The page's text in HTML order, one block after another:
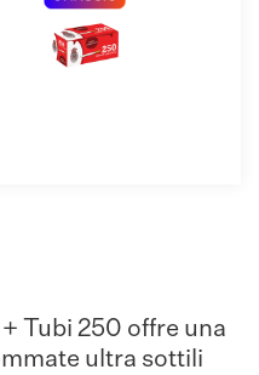
Tubi 250 offre una
ultra sottili